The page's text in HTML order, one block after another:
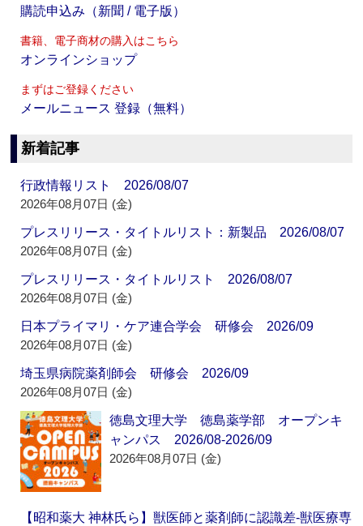
購読申込み（新聞 / 電子版）
書籍、電子商材の購入はこちら
オンラインショップ
まずはご登録ください
メールニュース 登録（無料）
新着記事
行政情報リスト 2026/08/07
2026年08月07日 (金)
プレスリリース・タイトルリスト：新製品 2026/08/07
2026年08月07日 (金)
プレスリリース・タイトルリスト 2026/08/07
2026年08月07日 (金)
日本プライマリ・ケア連合学会 研修会 2026/09
2026年08月07日 (金)
埼玉県病院薬剤師会 研修会 2026/09
2026年08月07日 (金)
徳島文理大学 徳島薬学部 オープンキ
ャンパス 2026/08-2026/09
2026年08月07日 (金)
【昭和薬大 神林氏ら】獣医師と薬剤師に認識差‐獣医療専